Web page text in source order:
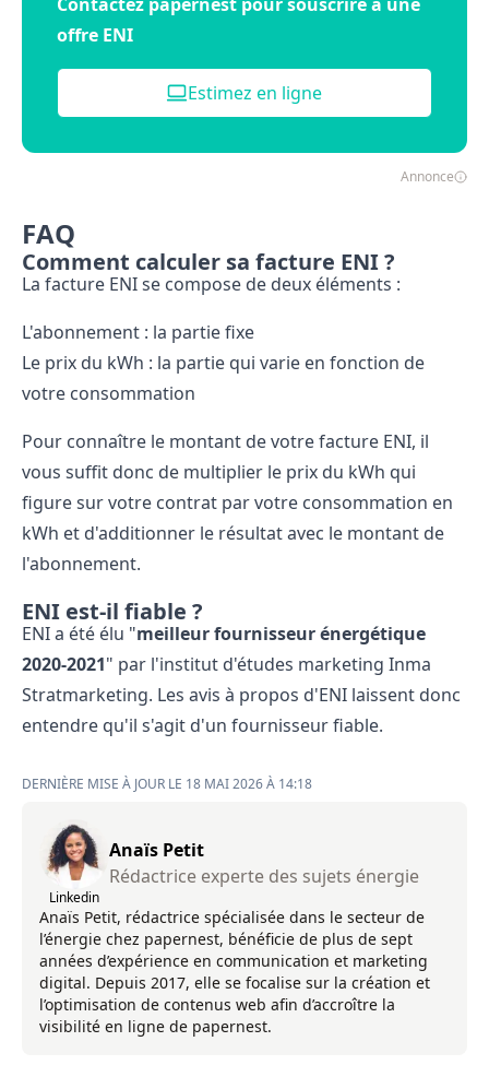
offre ENI
Estimez en ligne
Annonce
FAQ
Comment calculer sa facture ENI ?
La facture ENI se compose de deux éléments :
L'abonnement : la partie fixe
Le prix du kWh : la partie qui varie en fonction de
votre consommation
Pour connaître le montant de votre facture ENI, il
vous suffit donc de multiplier le prix du kWh qui
figure sur votre contrat par votre consommation en
kWh et d'additionner le résultat avec le montant de
l'abonnement.
ENI est-il fiable ?
ENI a été élu "meilleur fournisseur énergétique
2020-2021" par l'institut d'études marketing Inma
Stratmarketing. Les avis à propos d'ENI laissent donc
entendre qu'il s'agit d'un fournisseur fiable.
DERNIÈRE MISE À JOUR LE 18 MAI 2026 À 14:18
Linkedin
Anaïs Petit
Rédactrice experte des sujets énergie
Anaïs Petit, rédactrice spécialisée dans le secteur de
l’énergie chez papernest, bénéficie de plus de sept
années d’expérience en communication et marketing
digital. Depuis 2017, elle se focalise sur la création et
l’optimisation de contenus web afin d’accroître la
visibilité en ligne de papernest.